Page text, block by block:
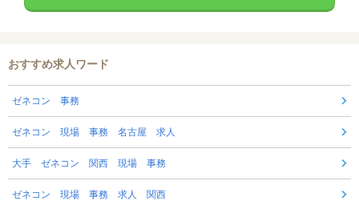
おすすめ求人ワード
ゼネコン 事務
ゼネコン 現場 事務 名古屋 求人
大手 ゼネコン 関西 現場 事務
ゼネコン 現場 事務 求人 関西